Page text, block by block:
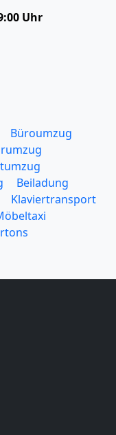
Uhr
Büroumzug
Beiladung
Klaviertransport